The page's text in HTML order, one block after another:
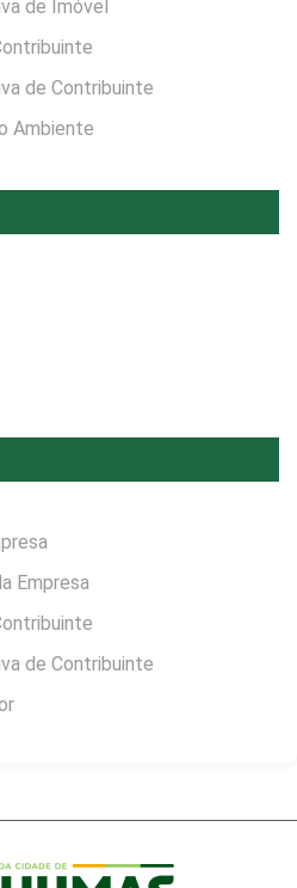
de Imóvel
de Contribuinte
Ambiente
Empresa
de Contribuinte